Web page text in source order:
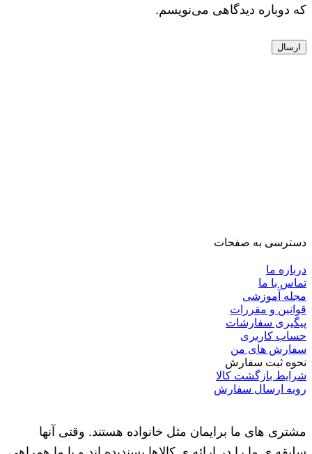
که دوباره دیدگاهی می‌نویسم.
دسترسی به صفحات
درباره ما
تماس با ما
مجله آموزشی
قوانین و مقررات
پیگیری سفارشات
حساب کاربری
سفارش های من
نحوه ثبت سفارش
شرایط بازگشت کالا
رویه ارسال سفارش
مشتری های ما برایمان مثل خانواده هستند. وقتی آنها